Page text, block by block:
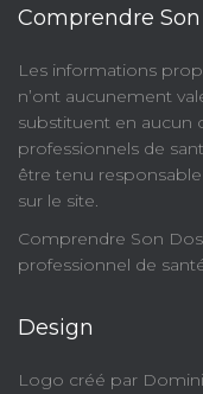
Comprendre
​Les informations
n’ont aucunement
substituent en aucun
professionnels de
être tenu
sur le site.
Comprendre Son Dos
professionnel de
Design
Logo créé par